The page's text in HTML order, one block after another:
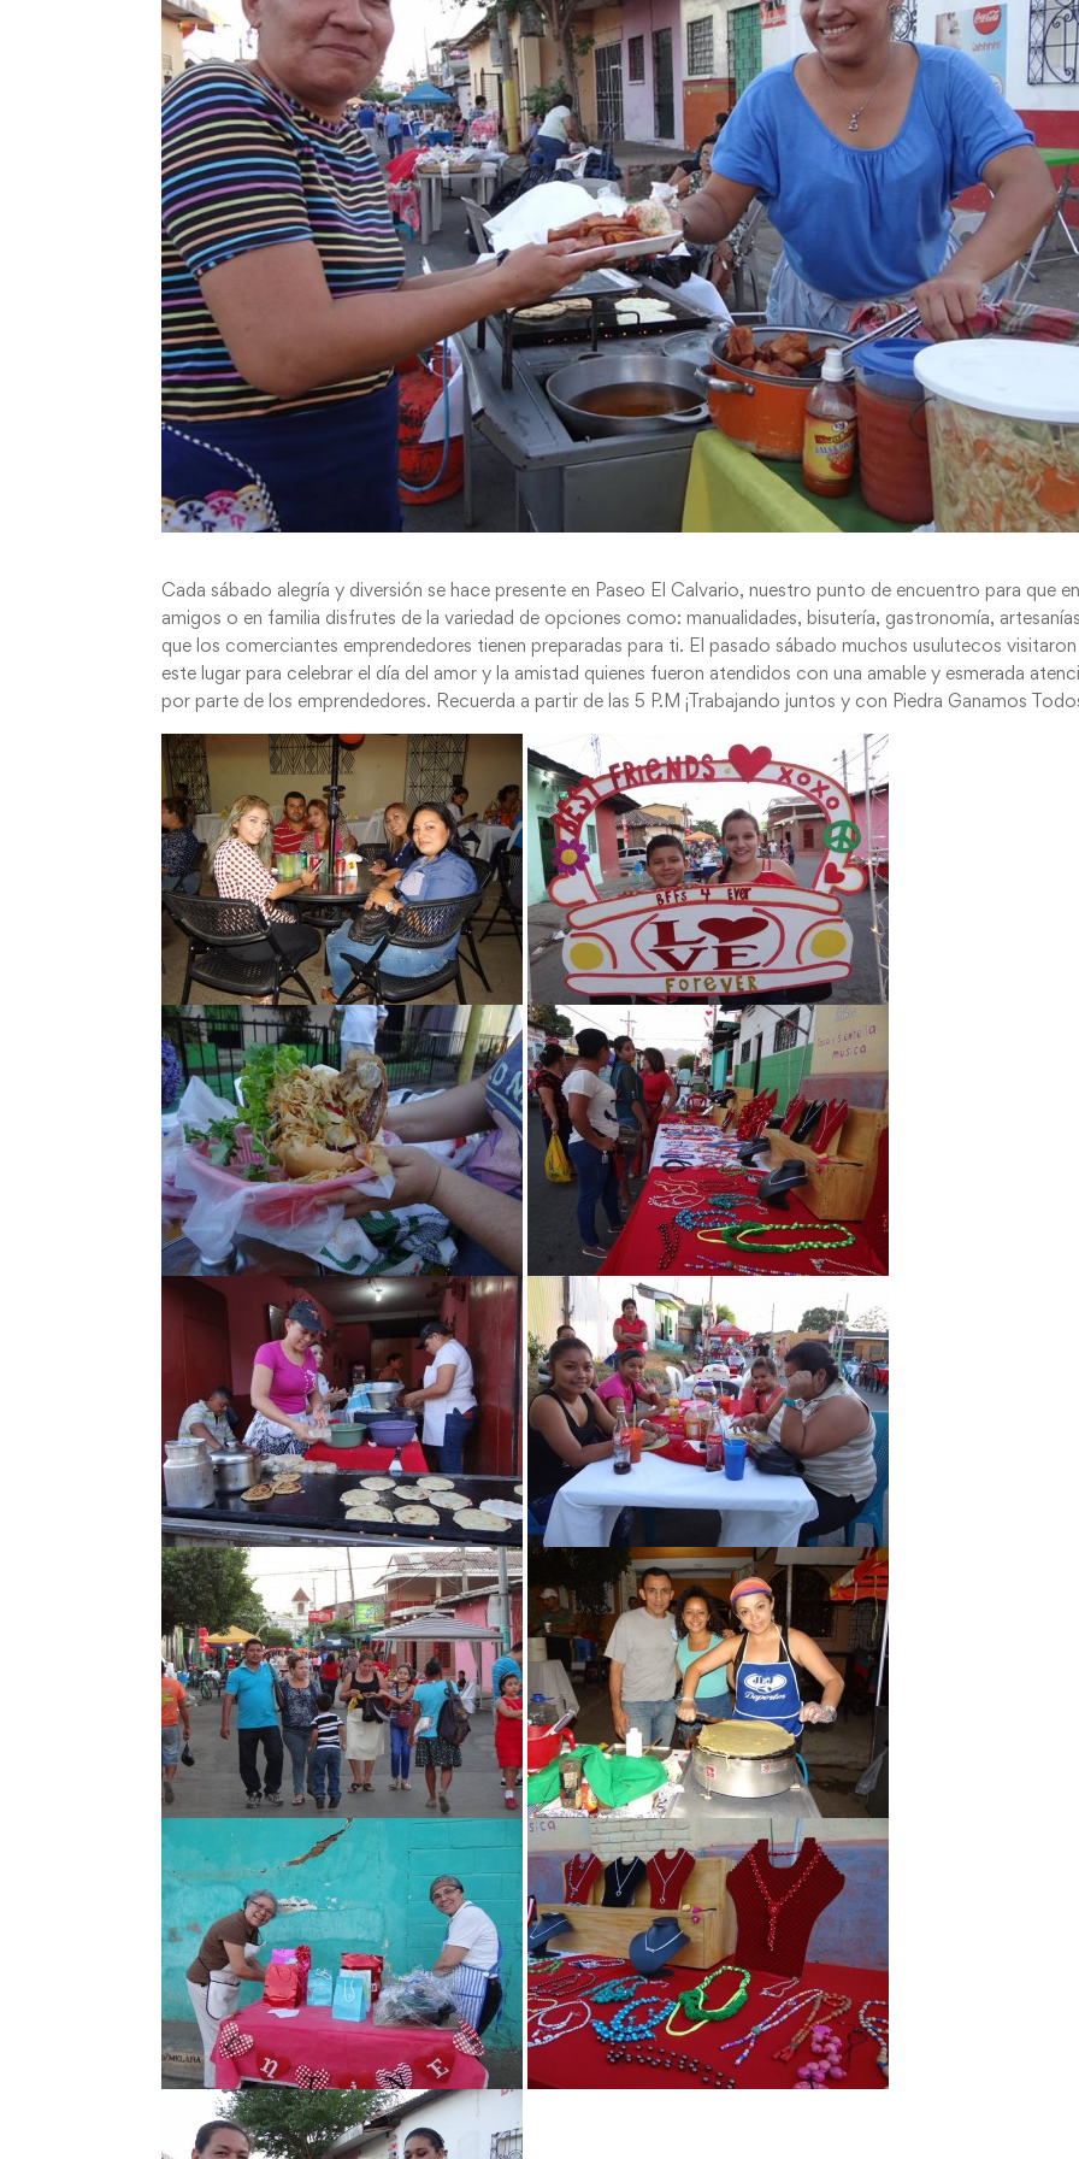
Cada sábado alegría y diversión se hace presente en Paseo El Calvario, nuestro punto de encuentro para que
amigos o en familia disfrutes de la variedad de opciones como: manualidades, bisutería, gastronomía, artesanías
que los comerciantes emprendedores tienen preparadas para ti. El pasado sábado muchos usulutecos visitaron
este lugar para celebrar el día del amor y la amistad quienes fueron atendidos con una amable y esmerada
por parte de los emprendedores. Recuerda a partir de las 5 P.M ¡Trabajando juntos y con Piedra Ganamos